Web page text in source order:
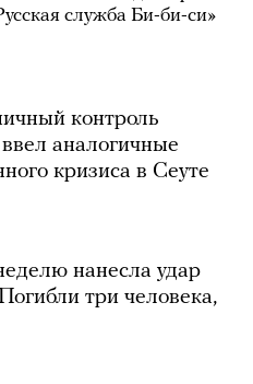
служба Би-би-си»
контроль
аналогичные
кризиса в Сеуте
нанесла удар
три человека,